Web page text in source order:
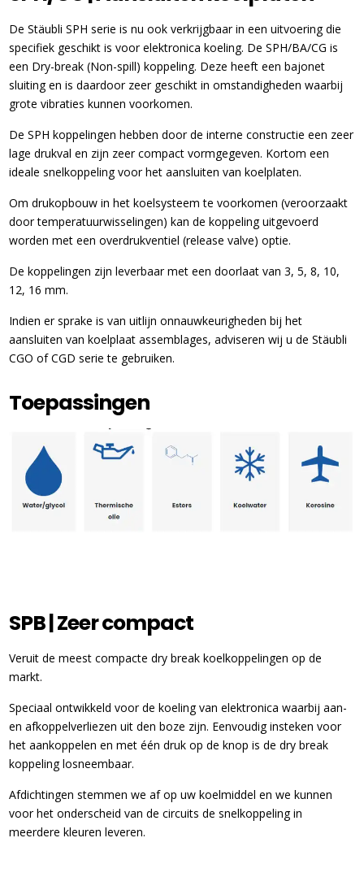
De Stäubli SPH serie is nu ook verkrijgbaar in een uitvoering die
specifiek geschikt is voor elektronica koeling. De SPH/BA/CG is
een Dry-break (Non-spill) koppeling. Deze heeft een bajonet
sluiting en is daardoor zeer geschikt in omstandigheden waarbij
grote vibraties kunnen voorkomen.
De SPH koppelingen hebben door de interne constructie een zeer
lage drukval en zijn zeer compact vormgegeven. Kortom een
ideale snelkoppeling voor het aansluiten van koelplaten.
Om drukopbouw in het koelsysteem te voorkomen (veroorzaakt
door temperatuurwisselingen) kan de koppeling uitgevoerd
worden met een overdrukventiel (release valve) optie.
De koppelingen zijn leverbaar met een doorlaat van 3, 5, 8, 10,
12, 16 mm.
Indien er sprake is van uitlijn onnauwkeurigheden bij het
aansluiten van koelplaat assemblages, adviseren wij u de Stäubli
CGO of CGD serie te gebruiken.
Toepassingen
SPB | Zeer compact
Veruit de meest compacte dry break koelkoppelingen op de
markt.
Speciaal ontwikkeld voor de koeling van elektronica waarbij aan-
en afkoppelverliezen uit den boze zijn. Eenvoudig insteken voor
het aankoppelen en met één druk op de knop is de dry break
koppeling losneembaar.
Afdichtingen stemmen we af op uw koelmiddel en we kunnen
voor het onderscheid van de circuits de snelkoppeling in
meerdere kleuren leveren.